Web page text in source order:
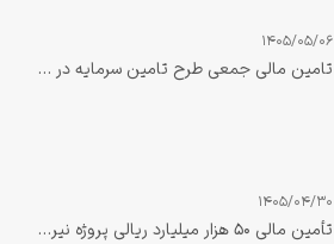
1405/05/06
تامین مالی جمعی طرح تامین سرمایه در گردش جهت تولید جک‌های بالابر واگن مترو
1405/04/30
تأمین مالی ۵۰ هزار میلیارد ریالی پروژه نیروگاه صبا دهلران با نقش‌آفرینی تأمین سرمایه بانک ملت تکمیل شد